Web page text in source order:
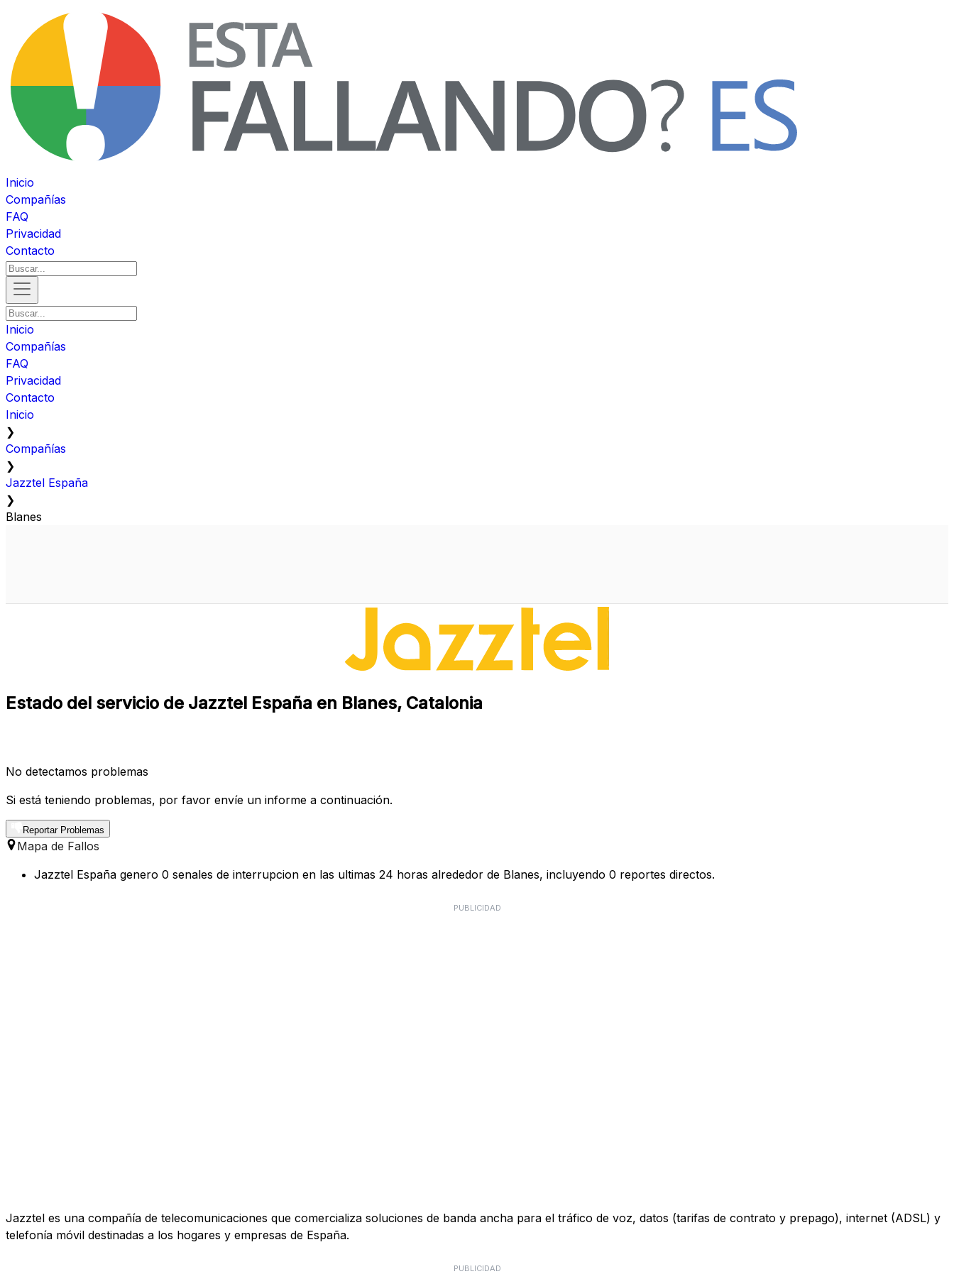
Inicio
Compañías
FAQ
Privacidad
Contacto
Inicio
Compañías
FAQ
Privacidad
Contacto
Inicio
❯
Compañías
❯
Jazztel España
❯
Blanes
Estado del servicio de Jazztel España en Blanes, Catalonia
No detectamos problemas
Si está teniendo problemas, por favor envíe un informe a continuación.
Reportar Problemas
Mapa de Fallos
Jazztel España genero 0 senales de interrupcion en las ultimas 24 horas alrededor de Blanes, incluyendo 0 reportes directos.
PUBLICIDAD
Jazztel es una compañía de telecomunicaciones que comercializa soluciones de banda ancha para el tráfico de voz, datos (tarifas de contrato y prepago), internet (ADSL) y
telefonía móvil destinadas a los hogares y empresas de España.
PUBLICIDAD